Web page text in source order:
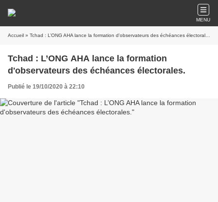
MENU
Accueil » Tchad : L’ONG AHA lance la formation d'observateurs des échéances électorales.
Tchad : L’ONG AHA lance la formation
d'observateurs des échéances électorales.
Publié le 19/10/2020 à 22:10